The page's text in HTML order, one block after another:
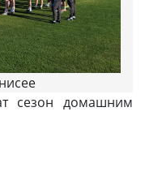
сезон домашним